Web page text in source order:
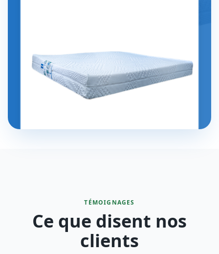
TÉMOIGNAGES
Ce que disent nos
clients